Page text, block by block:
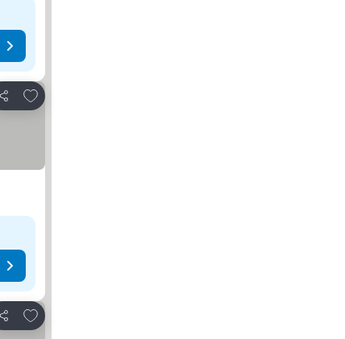
Κοινοποίηση
Προσθήκη στα αγαπημένα
Κοινοποίηση
Προσθήκη στα αγαπημένα